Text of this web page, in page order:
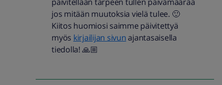
jos mitään muutoksia vielä tulee. 🙂
Kiitos huomiosi saimme päivitettyä
myös kirjailijan sivunajantasaisella
tiedolla! 🙏🏼